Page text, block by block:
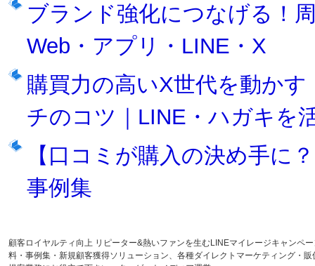
ブランド強化につなげる！
Web・アプリ・LINE・X
購買力の高いX世代を動か
チのコツ｜LINE・ハガキを
【口コミが購入の決め手に
事例集
顧客ロイヤルティ向上 リピーター&熱いファンを生むLINEマイレージキャンペ
料・事例集・新規顧客獲得ソリューション、各種ダイレクトマーケティング・